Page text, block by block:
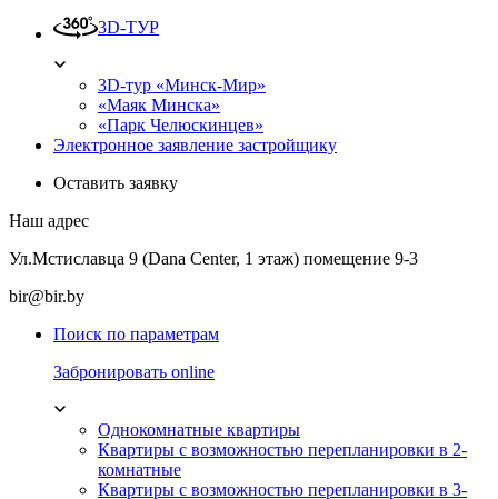
3D-ТУР
3D-тур «Минск-Мир»
«Маяк Минска»
«Парк Челюскинцев»
Электронное заявление застройщику
Оставить заявку
Наш адрес
Ул.Мстиславца 9 (Dana Center, 1 этаж) помещение 9-3
bir@bir.by
Поиск по параметрам
Забронировать online
Однокомнатные квартиры
Квартиры с возможностью перепланировки в 2-
комнатные
Квартиры с возможностью перепланировки в 3-